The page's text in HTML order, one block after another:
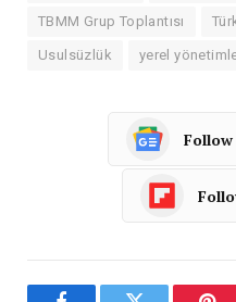
TBMM Grup Toplantısı
Usulsüzlük yerel
Follow